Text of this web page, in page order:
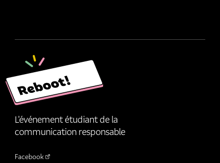
L'événement étudiant de la
communication responsable
Facebook